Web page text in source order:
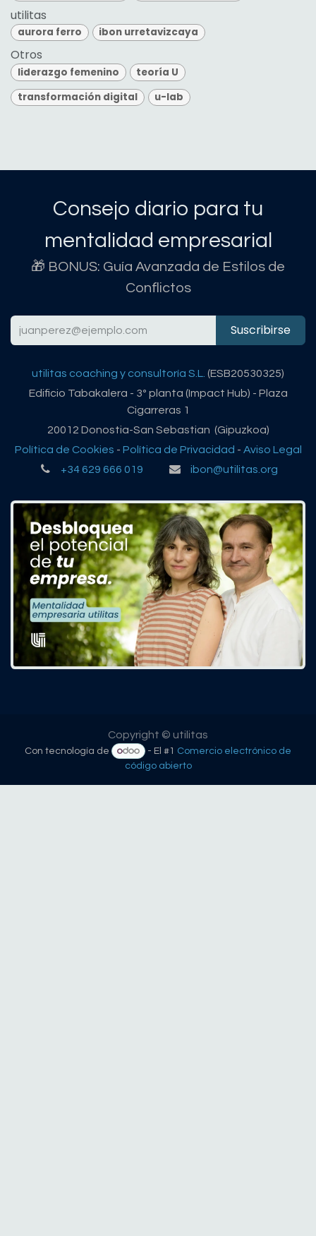
utilitas
aurora ferro ibon urretavizcaya
Otros
liderazgo femenino
teoría U
transformación digital
u-lab
Consejo diario para tu
mentalidad empresarial
🎁 BONUS: Guía Avanzada de Estilos de
Conflictos
Suscribirse
utilitas coaching y consultoría S.L. (ESB20530325)
Edificio Tabakalera - 3º planta (Impact Hub) - Plaza
Cigarreras 1
20012 Donostia-San Sebastian (Gipuzkoa)
Política de Cookies - Política de Privacidad - Aviso Legal
+34 629 666 019
ibon@utilitas.org
Copyright © utilitas
Con tecnología de - El #1 Comercio electrónico de
código abierto